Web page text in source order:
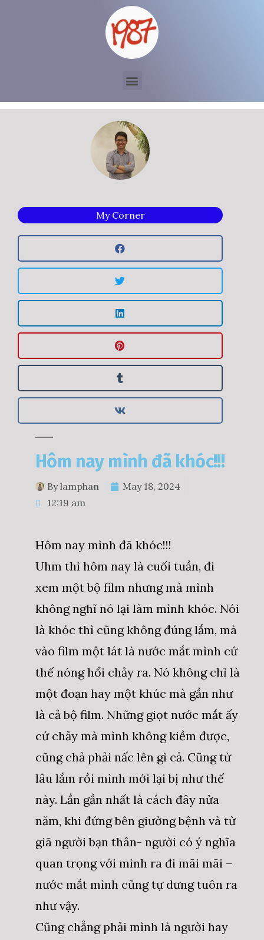
My Corner
Hôm nay mình đã khóc!!!
Bylamphan
May 18, 2024
12:19 am
Hôm nay mình đã khóc!!!
Uhm thì hôm nay là cuối tuần, đi
xem một bộ film nhưng mà mình
không nghĩ nó lại làm mình khóc. Nói
là khóc thì cũng không đúng lắm, mà
vào film một lát là nước mắt mình cứ
thế nóng hổi chảy ra. Nó không chỉ là
một đoạn hay một khúc mà gần như
là cả bộ film. Những giọt nước mắt ấy
cứ chảy mà mình không kiềm được,
cũng chả phải nấc lên gì cả. Cũng từ
lâu lắm rồi mình mới lại bị như thế
này. Lần gần nhất là cách đây nửa
năm, khi đứng bên giường bệnh và từ
giã người bạn thân- người có ý nghĩa
quan trọng với mình ra đi mãi mãi –
nước mắt mình cũng tự dưng tuôn ra
như vậy.
Cũng chẳng phải mình là người hay